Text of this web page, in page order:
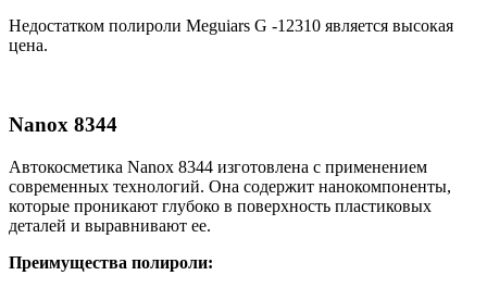
Недостатком полироли Meguiars G -12310 является высокая
цена.
Nanox 8344
Автокосметика Nanox 8344 изготовлена с применением
современных технологий. Она содержит нанокомпоненты,
которые проникают глубоко в поверхность пластиковых
деталей и выравнивают ее.
Преимущества полироли: